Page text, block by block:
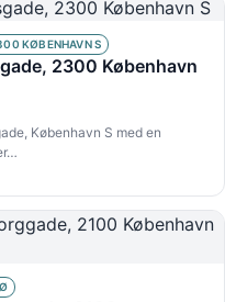
KØBENHAVN S
2300 København
København S med en